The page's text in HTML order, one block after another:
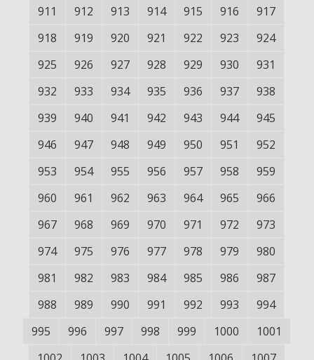
911
912 913 914 915 916
917
918
919 920 921 922 923
924
925
926 927 928 929 930
931
932
933 934 935 936 937
938
939
940 941 942 943 944
945
946
947 948 949 950 951
952
953
954 955 956 957 958
959
960
961 962 963 964 965
966
967
968 969 970 971 972
973
974
975 976 977 978 979
980
981
982 983 984 985 986
987
988
989 990 991 992 993
994
995
996 997 998 999 1000
1001